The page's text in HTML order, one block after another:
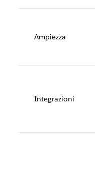
Ampiezza
Integrazioni